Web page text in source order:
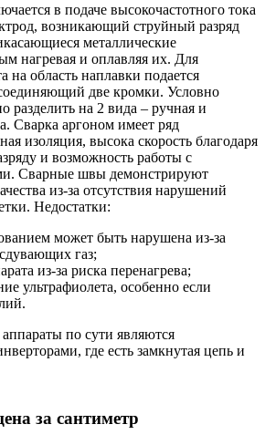
в подаче высокочастотного тока
возникающий струйный разряд
металлические
нагревая и оплавляя их. Для
на область наплавки подается
две кромки. Условно
разделить на 2 вида – ручная и
Сварка аргоном имеет ряд
изоляция, высока скорость благодаря
и возможность работы с
Сварные швы демонстрируют
из-за отсутствия нарушений
Недостатки:
может быть нарушена из-за
газ;
из-за риска перенагрева;
ультрафиолета, особенно если
по сути являются
где есть замкнутая цепь и
за сантиметр